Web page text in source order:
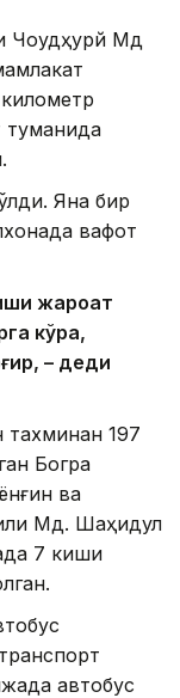
Чоудҳурй Мд
туманида
Яна бир
вафот
жароҳат
кўра,
– деди
тахминан 197
Богра
ва
Мд. Шаҳидул
7 киши
автобус